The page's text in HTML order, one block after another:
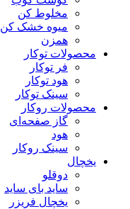
مخلوط کن
میوه خشک کن
همزن
محصولات توکار
فر توکار
هود توکار
سینک توکار
محصولات روکار
گاز صفحه‌ای
هود
سینک روکار
یخچال
دوقلو
ساید بای ساید
یخچال فریزر